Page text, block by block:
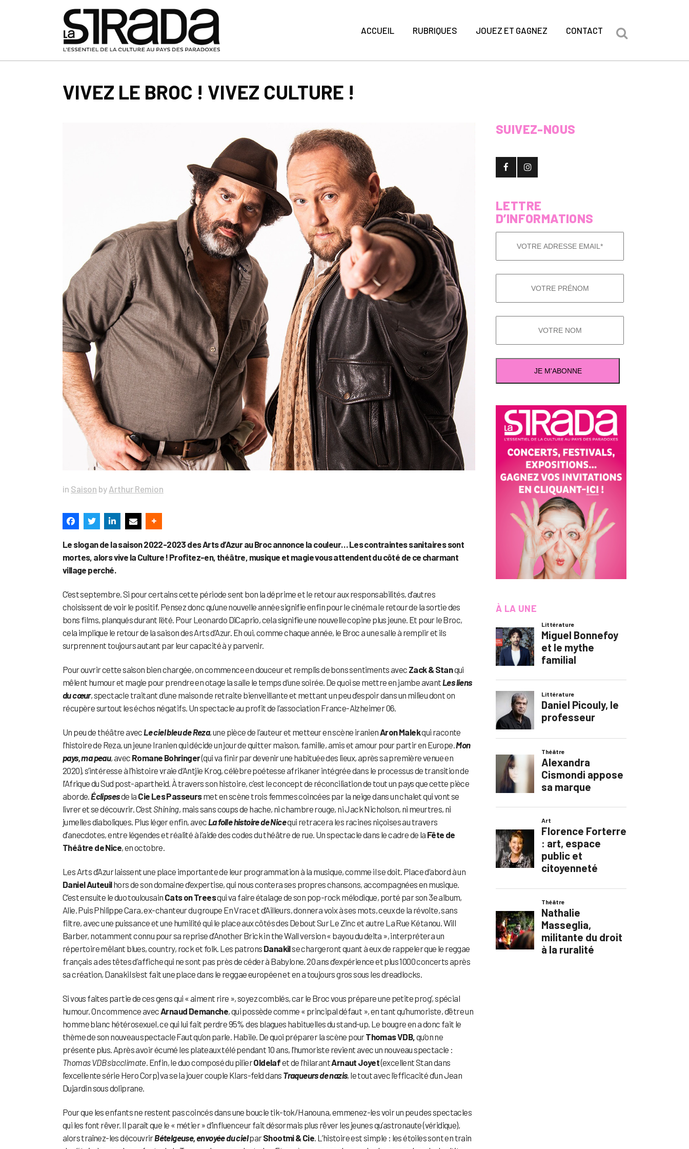
ACCUEIL RUBRIQUES JOUEZ ET GAGNEZ CONTACT
VIVEZ LE BROC ! VIVEZ CULTURE !
in Saison by Arthur Remion
Le slogan de la saison 2022-2023 des Arts d’Azur au Broc annonce la couleur… Les contraintes sanitaires sont
mortes, alors vive la Culture ! Profitez-en, théâtre, musique et magie vous attendent du côté de ce charmant
village perché.
C’est septembre. Si pour certains cette période sent bon la déprime et le retour aux responsabilités, d’autres
choisissent de voir le positif. Pensez donc qu’une nouvelle année signifie enfin pour le cinéma le retour de la sortie des
bons films, planqués durant l’été. Pour Leonardo DiCaprio, cela signifie une nouvelle copine plus jeune. Et pour le Broc,
cela implique le retour de la saison des Arts d’Azur. Eh oui, comme chaque année, le Broc a une salle à remplir et ils
surprennent toujours autant par leur capacité à y parvenir.
Pour ouvrir cette saison bien chargée, on commence en douceur et remplis de bons sentiments avec Zack & Stanqui
mêlent humour et magie pour prendre en otage la salle le temps d’une soirée. De quoi se mettre en jambe avantLes liens
du cœur, spectacle traitant d’une maison de retraite bienveillante et mettant un peu d’espoir dans un milieu dont on
récupère surtout les échos négatifs. Un spectacle au profit de l’association France-Alzheimer 06.
Un peu de théâtre avecLe ciel bleu de Reza, une pièce de l’auteur et metteur en scène iranienAron Malekqui raconte
l’histoire de Reza, un jeune Iranien qui décide un jour de quitter maison, famille, amis et amour pour partir en Europe.Mon
pays, ma peau, avec Romane Bohringer(qui va finir par devenir une habituée des lieux, après sa première venue en
2020), s’intéresse à l’histoire vraie d’Antjie Krog, célèbre poétesse afrikaner intégrée dans le processus de transition de
l’Afrique du Sud post-apartheid. À travers son histoire, c’est le concept de réconciliation de tout un pays que cette pièce
aborde.Éclipsesde la Cie Les Passeursmet en scène trois femmes coincées par la neige dans un chalet qui vont se
livrer et se découvrir. C’est Shining, mais sans coups de hache, ni chambre rouge, ni Jack Nicholson, ni meurtres, ni
jumelles diaboliques. Plus léger enfin, avecLa folle histoire de Nicequi retracera les racines niçoises au travers
d’anecdotes, entre légendes et réalité à l’aide des codes du théâtre de rue. Un spectacle dans le cadre de la Fête de
Théâtre de Nice, en octobre.
Les Arts d’Azur laissent une place importante de leur programmation à la musique, comme il se doit. Place d’abord à un
Daniel Auteuilhors de son domaine d’expertise, qui nous contera ses propres chansons, accompagnées en musique.
C’est ensuite le duo toulousain Cats on Treesqui va faire étalage de son pop-rock mélodique, porté par son 3e album,
Alie. Puis Philippe Cara, ex-chanteur du groupe En Vrac et d’Ailleurs, donnera voix à ses mots, ceux de la révolte, sans
filtre, avec une puissance et une humilité qui le place aux côtés des Debout Sur Le Zinc et autre La Rue Kétanou. Will
Barber, notamment connu pour sa reprise d’Another Brick in the Wall version « bayou du delta », interprétera un
répertoire mêlant blues, country, rock et folk. Les patrons Danakilse chargeront quant à eux de rappeler que le reggae
français a des têtes d’affiche qui ne sont pas près de céder à Babylone. 20 ans d’expérience et plus 1000 concerts après
sa création, Danakil s’est fait une place dans le reggae européen et en a toujours gros sous les dreadlocks.
Si vous faites partie de ces gens qui « aiment rire », soyez comblés, car le Broc vous prépare une petite prog’, spécial
humour. On commence avecArnaud Demanche, qui possède comme « principal défaut », en tant qu’humoriste, d’être un
homme blanc hétérosexuel, ce qui lui fait perdre 95% des blagues habituelles du stand-up. Le bougre en a donc fait le
thème de son nouveau spectacle Faut qu’on parle. Habile. De quoi préparer la scène pourThomas VDB,qu’on ne
présente plus. Après avoir écumé les plateaux télé pendant 10 ans, l’humoriste revient avec un nouveau spectacle :
Thomas VDB s’acclimate. Enfin, le duo composé du pilierOldelafet de l’hilarantArnaut Joyet(excellent Stan dans
l’excellente série Hero Corp) va se la jouer couple Klars-feld dans Traqueurs de nazis, le tout avec l’efficacité d’un Jean
Dujardin sous doliprane.
Pour que les enfants ne restent pas coincés dans une boucle tik-tok/Hanouna, emmenez-les voir un peu des spectacles
qui les font rêver. Il paraît que le « métier » d’influenceur fait désormais plus rêver les jeunes qu’astronaute (véridique),
alors traînez-les découvrirBételgeuse, envoyée du cielparShootmi & Cie. L’histoire est simple : les étoiles sont en train
SUIVEZ-NOUS
LETTRE
D’INFORMATIONS
À LA UNE